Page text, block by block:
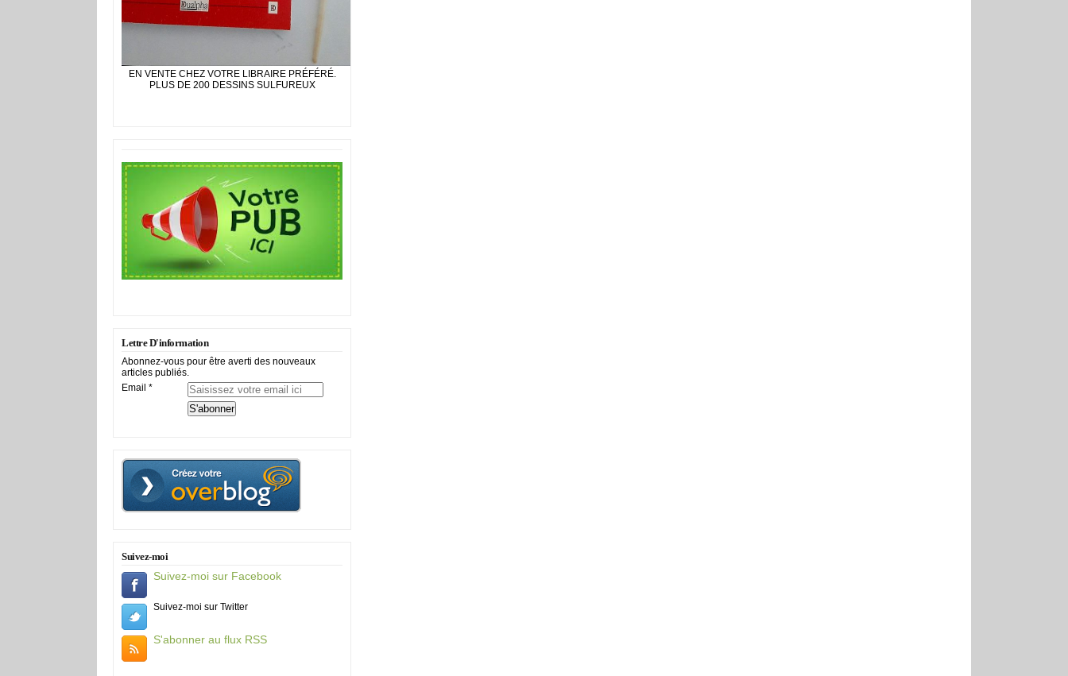
EN VENTE CHEZ VOTRE LIBRAIRE PRÉFÉRÉ.
PLUS DE 200 DESSINS SULFUREUX
Lettre D'information
Abonnez-vous pour être averti des nouveaux
articles publiés.
Email
Suivez-moi
Suivez-moi sur Facebook
Suivez-moi sur Twitter
S'abonner au flux RSS